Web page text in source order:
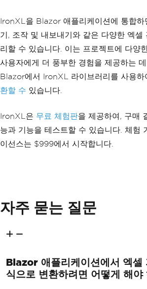
IronXL을 Blazor 애플리케이션에 통합하
기, 조작 및 내보내기와 같은 다양한 엑셀
리할 수 있습니다. 이는 프로젝트에 다양
사용자에게 더 풍부한 경험을 제공하는
Blazor에서 IronXL 라이브러리를 사용하
환할 수 있습니다.
IronXL은 무료 체험판을 제공하여, 구매
능과 기능을 테스트할 수 있습니다. 체험
이선스는 $999에서 시작합니다.
자주 묻는 질문
Blazor 애플리케이션에서 엑셀
식으로 변환하려면 어떻게 해야